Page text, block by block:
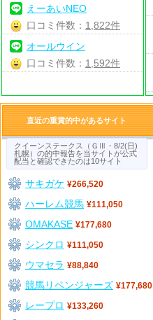
えーあいNEO
口コミ件数： 1,822件
オールウイン
口コミ件数： 1,592件
直近の重賞的中があるサイト
クイーンステークス（ＧⅢ・8/2(日)
札幌）の的中報告を当サイトが公式
配当と確認できたのは10サイト
サキガケ ¥266,520
ハーレム競馬 ¥111,050
OMAKASE ¥177,680
シンクロ ¥111,050
ウマセラ ¥88,840
競馬リベンジャーズ ¥177,680
レープロ ¥133,260